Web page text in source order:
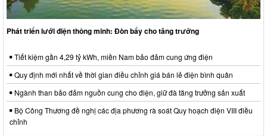
Phát triển lưới điện thông minh: Đòn bẩy cho tăng trưởng
Tiết kiệm gần 4,29 tỷ kWh, miền Nam bảo đảm cung ứng điện
Quy định mới nhất về thời gian điều chỉnh giá bán lẻ điện bình quân
Ngành than bảo đảm nguồn cung cho điện, giữ đà tăng trưởng sản xuất
Bộ Công Thương đề nghị các địa phương rà soát Quy hoạch điện VIII điều
chỉnh